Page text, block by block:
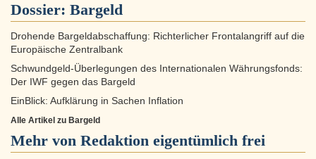
Dossier: Bargeld
Drohende Bargeldabschaffung: Richterlicher Frontalangriff auf die
Europäische Zentralbank
Schwundgeld-Überlegungen des Internationalen Währungsfonds:
Der IWF gegen das Bargeld
EinBlick: Aufklärung in Sachen Inflation
Alle Artikel zu Bargeld
Mehr von Redaktion eigentümlich frei